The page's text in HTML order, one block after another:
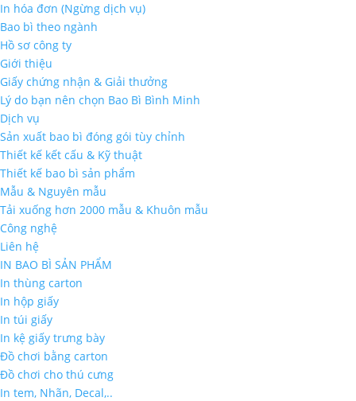
In hóa đơn (Ngừng dịch vụ)
Bao bì theo ngành
Hồ sơ công ty
Giới thiệu
Giấy chứng nhận & Giải thưởng
Lý do bạn nên chọn Bao Bì Bình Minh
Dịch vụ
Sản xuất bao bì đóng gói tùy chỉnh
Thiết kế kết cấu & Kỹ thuật
Thiết kế bao bì sản phẩm
Mẫu & Nguyên mẫu
Tải xuống hơn 2000 mẫu & Khuôn mẫu
Công nghệ
Liên hệ
IN BAO BÌ SẢN PHẨM
In thùng carton
In hộp giấy
In túi giấy
In kệ giấy trưng bày
Đồ chơi bằng carton
Đồ chơi cho thú cưng
In tem, Nhãn, Decal,..